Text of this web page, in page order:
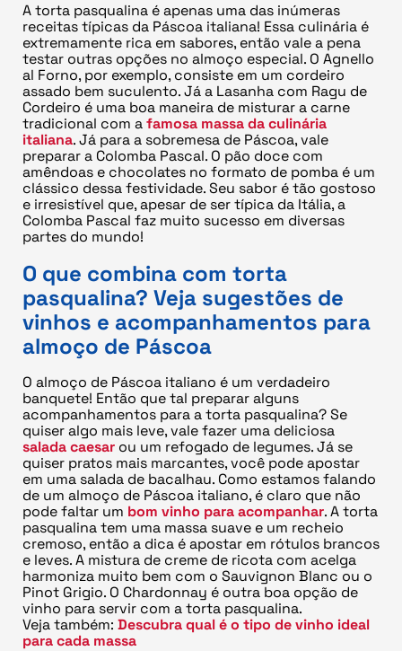
A torta pasqualina é apenas uma das inúmeras
receitas típicas da Páscoa italiana! Essa culinária é
extremamente rica em sabores, então vale a pena
testar outras opções no almoço especial. O Agnello
al Forno, por exemplo, consiste em um cordeiro
assado bem suculento. Já a Lasanha com Ragu de
Cordeiro é uma boa maneira de misturar a carne
tradicional com afamosa massa da culinária
italiana. Já para a sobremesa de Páscoa, vale
preparar a Colomba Pascal. O pão doce com
amêndoas e chocolates no formato de pomba é um
clássico dessa festividade. Seu sabor é tão gostoso
e irresistível que, apesar de ser típica da Itália, a
Colomba Pascal faz muito sucesso em diversas
partes do mundo!
O que combina com torta
pasqualina? Veja sugestões de
vinhos e acompanhamentos para
almoço de Páscoa
O almoço de Páscoa italiano é um verdadeiro
banquete! Então que tal preparar alguns
acompanhamentos para a torta pasqualina? Se
quiser algo mais leve, vale fazer uma deliciosa
salada caesar ou um refogado de legumes. Já se
quiser pratos mais marcantes, você pode apostar
em uma salada de bacalhau. Como estamos falando
de um almoço de Páscoa italiano, é claro que não
pode faltar um bom vinho para acompanhar. A torta
pasqualina tem uma massa suave e um recheio
cremoso, então a dica é apostar em rótulos brancos
e leves. A mistura de creme de ricota com acelga
harmoniza muito bem com o Sauvignon Blanc ou o
Pinot Grigio. O Chardonnay é outra boa opção de
vinho para servir com a torta pasqualina.
Veja também: Descubra qual é o tipo de vinho ideal
para cada massa